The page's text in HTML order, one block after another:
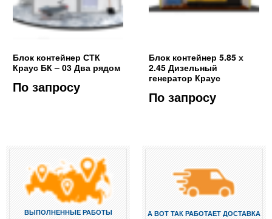
Блок контейнер СТК
Краус БК – 03 Два рядом
По запросу
Блок контейнер 5.85 х
2.45 Дизельный
генератор Краус
По запросу
ВЫПОЛНЕННЫЕ РАБОТЫ А ВОТ ТАК РАБОТАЕТ ДОСТАВКА